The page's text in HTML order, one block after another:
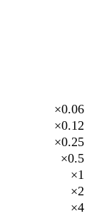
×0.06
×0.12
×0.25
×0.5
×1
×2
×4